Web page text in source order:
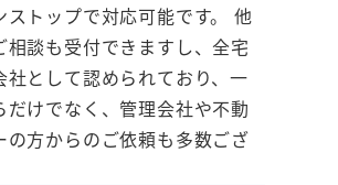
ストップで対応可能です。 他
相談も受付できますし、全宅
社として認められており、一
だけでなく、管理会社や不動
の方からのご依頼も多数ござ